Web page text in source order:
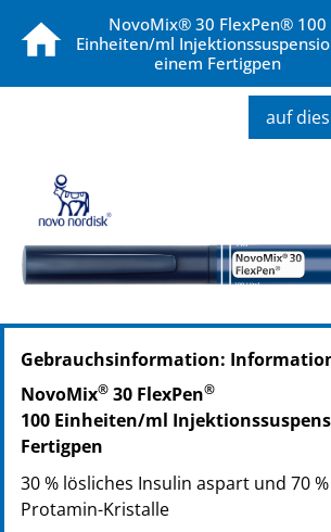
NovoMix® 30 FlexPen® 100
Einheiten/ml
einem Fertigpen
auf
PZN: 02430176
PPN: 110243017627
NTIN: 04150024301761
PZN: 02430182
PPN: 110243018290
NTIN: 04150024301822
Gebrauchsinformation:
NovoMix® 30 FlexPen®
100 Einheiten/ml
Fertigpen
30 % lösliches Insulin aspart und 70
Protamin-Kristalle